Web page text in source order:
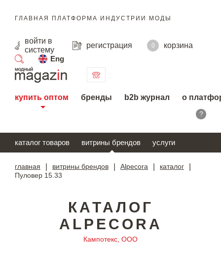
ГЛАВНАЯ ПЛАТФОРМА ИНДУСТРИИ МОДЫ
войти в
систему
регистрация 0
корзина
Eng
поиск
купить оптом бренды b2b журнал о
?
каталог товаров витрины брендов услуги
главная витрины брендов Alpecora каталог
Пуловер 15.33
КАТАЛОГ
ALPECORA
Кампотекс, ООО